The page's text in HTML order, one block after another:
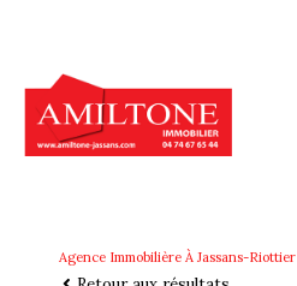
Agence Immobilière À Jassans-Riottier